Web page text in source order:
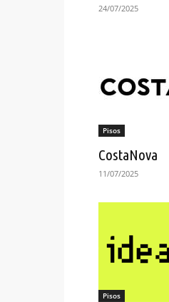
24/07/2025
Pisos
CostaNova
11/07/2025
Pisos